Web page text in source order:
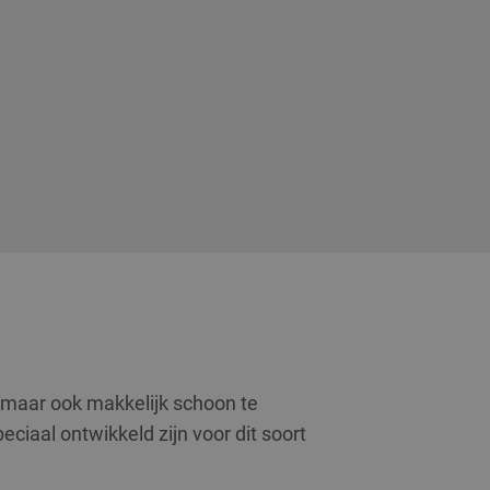
ook makkelijk schoon te
ontwikkeld zijn voor dit soort